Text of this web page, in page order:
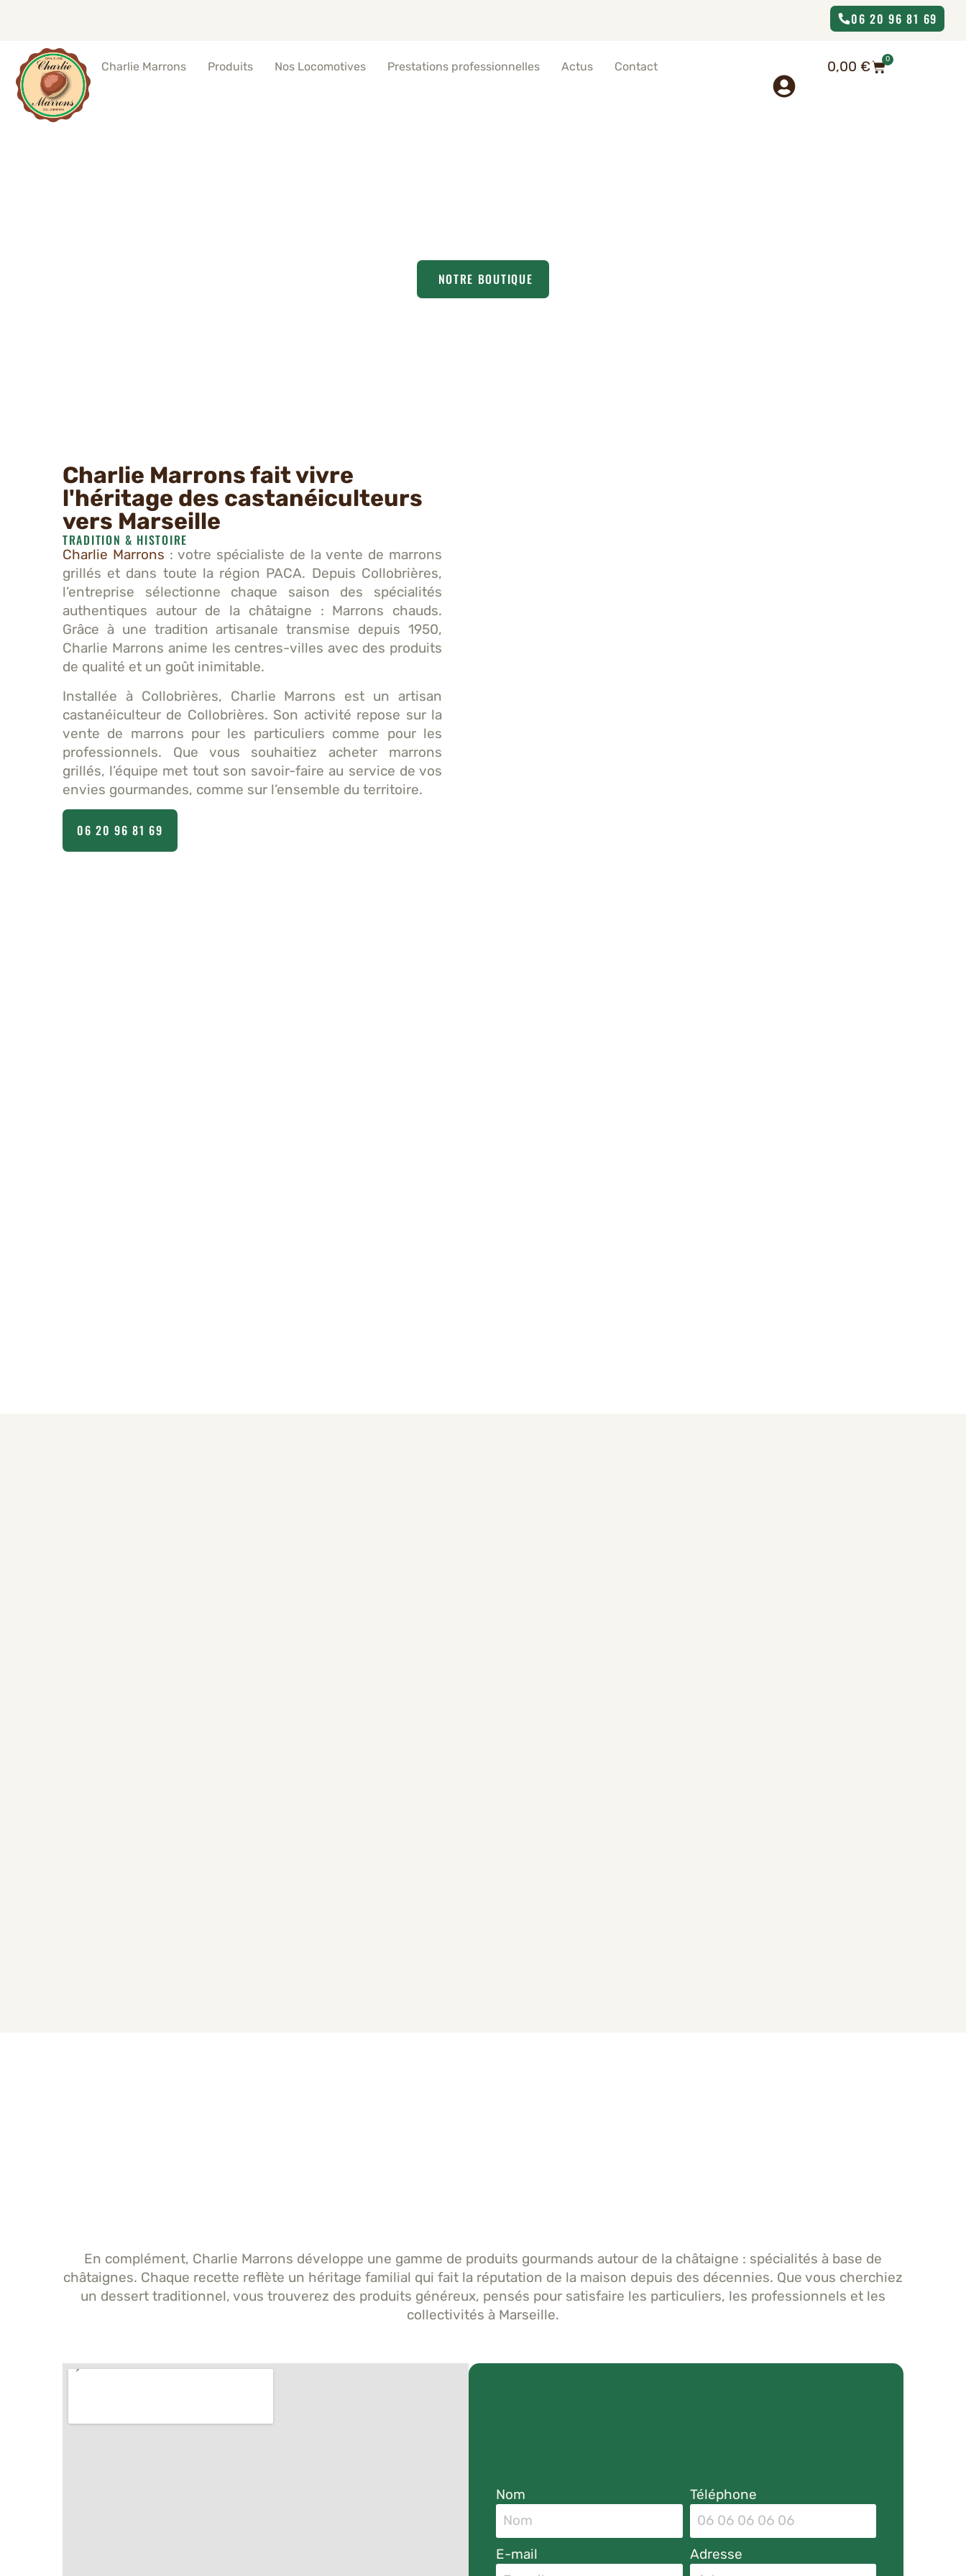
06 20 96 81 69
Charlie Marrons Produits Nos Locomotives Prestations professionnelles Actus Contact 0,00€ 0
NOTRE BOUTIQUE
Charlie Marrons fait vivre
l'héritage des castanéiculteurs
vers Marseille
TRADITION & HISTOIRE
Charlie Marrons : votre spécialiste de la vente de marrons
grillés et dans toute la région PACA. Depuis Collobrières,
l’entreprise sélectionne chaque saison des spécialités
authentiques autour de la châtaigne : Marrons chauds.
Grâce à une tradition artisanale transmise depuis 1950,
Charlie Marrons anime les centres-villes avec des produits
de qualité et un goût inimitable.
Installée à Collobrières, Charlie Marrons est un artisan
castanéiculteur de Collobrières. Son activité repose sur la
vente de marrons pour les particuliers comme pour les
professionnels. Que vous souhaitiez acheter marrons
grillés, l’équipe met tout son savoir-faire au service de vos
envies gourmandes, comme sur l’ensemble du territoire.
06 20 96 81 69
En complément, Charlie Marrons développe une gamme de produits gourmands autour de la châtaigne : spécialités à base de
châtaignes. Chaque recette reflète un héritage familial qui fait la réputation de la maison depuis des décennies. Que vous cherchiez
un dessert traditionnel, vous trouverez des produits généreux, pensés pour satisfaire les particuliers, les professionnels et les
collectivités à Marseille.
Nom Téléphone
E-mail Adresse